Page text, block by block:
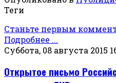
Теги
Станьте первым
Подробнее ...
Суббота, 08 августа 2015
Открытое письмо